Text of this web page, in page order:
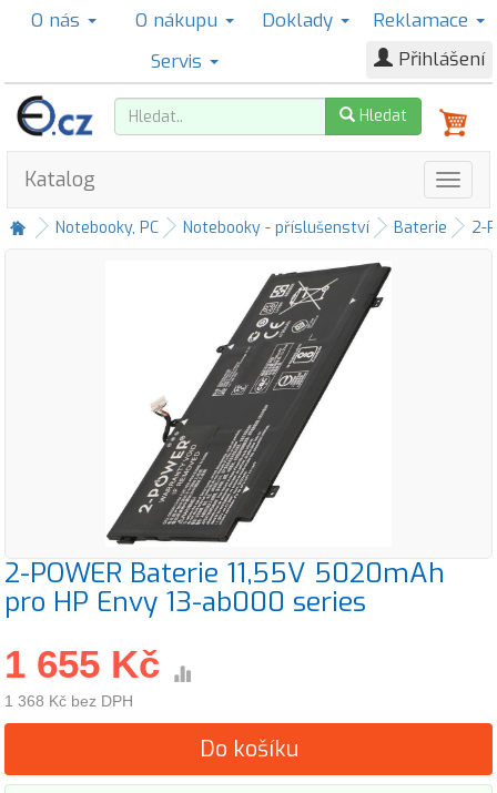
O nás O nákupu Doklady
Reklamace
Servis
Přihlášení
Hledat
Katalog
Notebooky, PC Notebooky - příslušenství Baterie 2-
2-POWER Baterie 11,55V 5020mAh
pro HP Envy 13-ab000 series
1 655 Kč
1 368 Kč bez DPH
Do košíku